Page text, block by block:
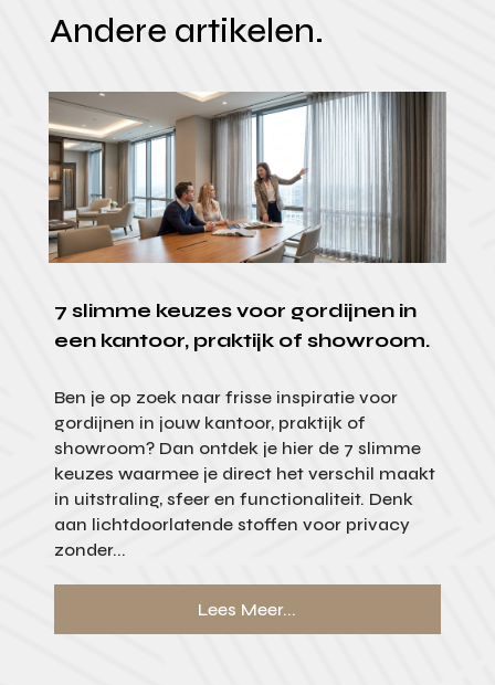
Andere artikelen.
7 slimme keuzes voor gordijnen in
een kantoor, praktijk of showroom.
Ben je op zoek naar frisse inspiratie voor
gordijnen in jouw kantoor, praktijk of
showroom? Dan ontdek je hier de 7 slimme
keuzes waarmee je direct het verschil maakt
in uitstraling, sfeer en functionaliteit. Denk
aan lichtdoorlatende stoffen voor privacy
zonder...
Lees Meer...